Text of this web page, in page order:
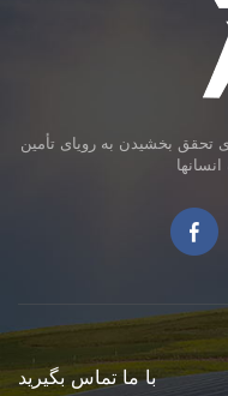
تحقق بخشیدن به رویای تأمین
با ما تماس بگیرید